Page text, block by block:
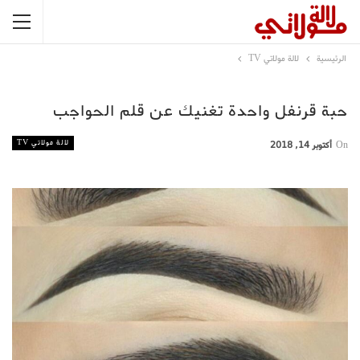
الرئيسية لالة مولاتي TV
حبة قرنفل واحدة تغنيك عن قلم الحواجب
لالة مولاتي TV On أكتوبر 14, 2018